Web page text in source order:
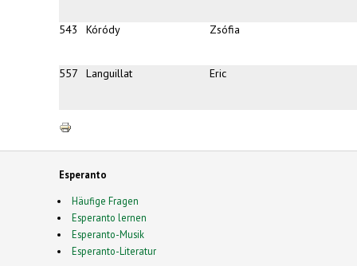
543 Kóródy Zsófia
557 Languillat Eric
Esperanto
Häufige Fragen
Esperanto lernen
Esperanto-Musik
Esperanto-Literatur